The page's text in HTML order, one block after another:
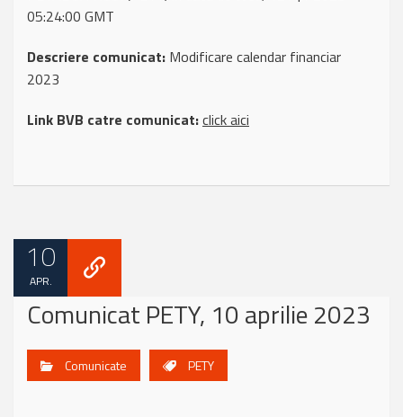
05:24:00 GMT
Descriere comunicat: Modificare calendar financiar
2023
Link BVB catre comunicat:click aici
10
APR.
Comunicat PETY, 10 aprilie 2023
Comunicate PETY